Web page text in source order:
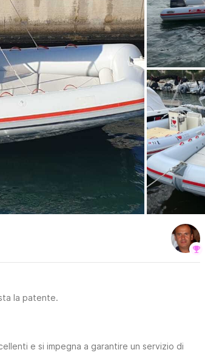
la patente.
e si impegna a garantire un servizio di